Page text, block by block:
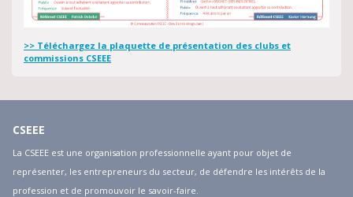
>> Téléchargez la plaquette de présentation des clubs et
commissions CSEEE
CSEEE
La CSEEE est une organisation professionnelle ayant pour objet de
représenter, les entrepreneurs du secteur, de défendre les intérêts de la
profession et de promouvoir le savoir-faire.